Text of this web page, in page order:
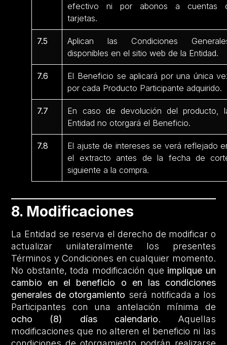
efectivo ni por abonos a cuentas
tarjetas.
7.5
Aplican las Condiciones
disponibles en el sitio web de la Entidad.
7.6
El Beneficio se aplicará por una única
por cada Producto Participante adquirido.
7.7
En caso de devolución del producto,
Entidad no otorgará el Beneficio.
7.8
El ajuste de intereses se verá reflejado
el extracto antes de la fecha de
siguiente a la compra.
8. Modificaciones
La Entidad se reserva el derecho de modificar o
actualizar unilateralmente los presentes
Términos y Condiciones en cualquier momento.
No obstante, toda modificación que implique un
cambio en el beneficio o en las condiciones
generales de otorgamiento será notificada a los
Participantes con una antelación mínima de
ocho (8) días calendario. Aquellas
modificaciones que no alteren el beneficio ni las